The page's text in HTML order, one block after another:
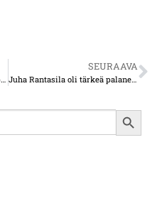
Salibandyssä on edessä isojen päätösten aika – mikä joukkue nousee, mikä putoaa
SEURAAVA
Juha Rantasila oli tärkeä palanen värikkään HIFK-brändin rakentamisessa
SEARCH